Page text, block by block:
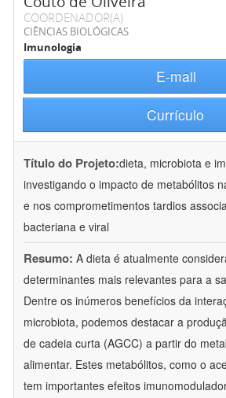
COORDENADOR(A)
CIÊNCIAS BIOLÓGICAS
Imunologia
E-mail
Currículo
Título do Projeto:dieta, microbiota e
investigando o impacto de metabólitos
e nos comprometimentos tardios
bacteriana e viral
Resumo: A dieta é atualmente
determinantes mais relevantes para a
Dentre os inúmeros benefícios da
microbiota, podemos destacar a
de cadeia curta (AGCC) a partir do
alimentar. Estes metabólitos, como o
tem importantes efeitos